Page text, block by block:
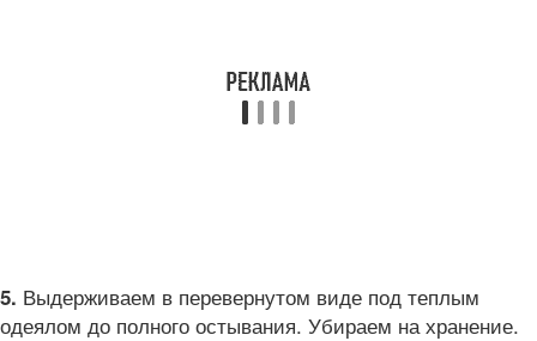
5. Выдерживаем в перевернутом виде под теплым
одеялом до полного остывания. Убираем на хранение.